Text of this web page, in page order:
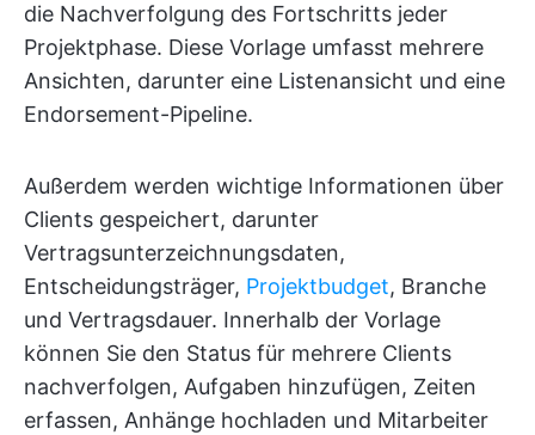
die Nachverfolgung des Fortschritts jeder
Projektphase. Diese Vorlage umfasst mehrere
Ansichten, darunter eine Listenansicht und eine
Endorsement-Pipeline.
Außerdem werden wichtige Informationen über
Clients gespeichert, darunter
Vertragsunterzeichnungsdaten,
Entscheidungsträger, Projektbudget, Branche
und Vertragsdauer. Innerhalb der Vorlage
können Sie den Status für mehrere Clients
nachverfolgen, Aufgaben hinzufügen, Zeiten
erfassen, Anhänge hochladen und Mitarbeiter